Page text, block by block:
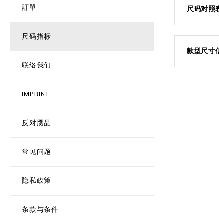
訂單
尺码指标
联络我们
IMPRINT
反对赝品
常见问题
隐私政策
条款与条件
尺码对照
款型尺寸